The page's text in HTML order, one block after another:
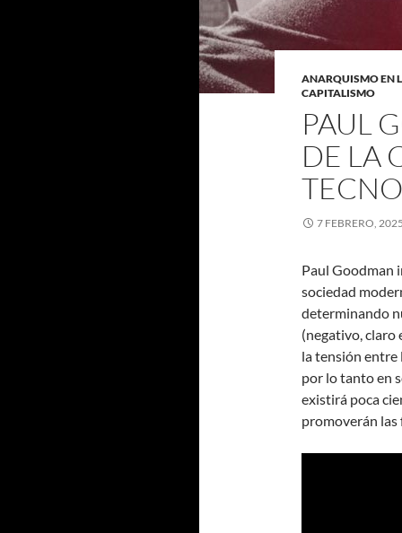
ANARQUISMO EN
CAPITALISMO
PAUL
DE LA
7 FEBRERO, 2025
Paul Goodman
sociedad
determinando
(negativo, claro
la tensión entre
por lo tanto en
existirá poca
promoverán las